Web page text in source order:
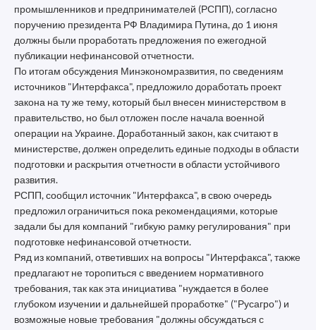
промышленников и предпринимателей (РСПП), согласно
поручению президента РФ Владимира Путина, до 1 июня
должны были проработать предложения по ежегодной
публикации нефинансовой отчетности.
По итогам обсуждения Минэкономразвития, по сведениям
источников "Интерфакса", предложило доработать проект
закона на ту же тему, который был внесен министерством в
правительство, но был отложен после начала военной
операции на Украине. Доработанный закон, как считают в
министерстве, должен определить единые подходы в области
подготовки и раскрытия отчетности в области устойчивого
развития.
РСПП, сообщил источник "Интерфакса", в свою очередь
предложил ограничиться пока рекомендациями, которые
задали бы для компаний "гибкую рамку регулирования" при
подготовке нефинансовой отчетности.
Ряд из компаний, ответивших на вопросы "Интерфакса", также
предлагают не торопиться с введением нормативного
требования, так как эта инициатива "нуждается в более
глубоком изучении и дальнейшей проработке" ("Русагро") и
возможные новые требования "должны обсуждаться с